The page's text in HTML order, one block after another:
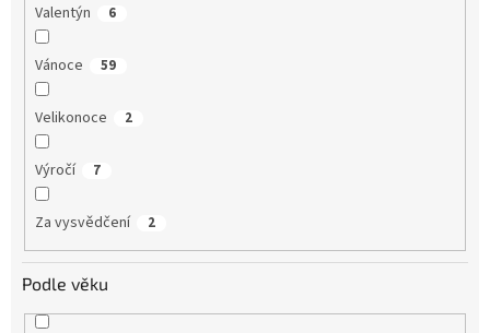
Valentýn 6
Vánoce 59
Velikonoce 2
Výročí 7
Za vysvědčení 2
Podle věku